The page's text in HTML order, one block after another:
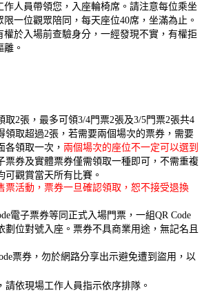
作人員帶領您，入座輪椅席。請注意每位乘坐
限一位觀眾陪同，每天座位40席，坐滿為止。
權於入場前查驗身分，一經發現不實，有權拒
。
取2張，最多可領3/4門票2張及3/5門票2張共4
領取超過2張，若需要兩個場次的票券，需要
各領取一次， 兩個場次的座位不一定可以選到
票券及實體票券僅需領取一種即可，不需重複
可觀賞當天所有比賽。
票活動，票券一旦確認領取，恕不接受退換
電子票券等同正式入場門票，一組QR Code
劃位對號入座。票券不具商業用途，無記名且
票券，勿於網路分享出示避免遭到盜用，以
請依現場工作人員指示依序排隊。